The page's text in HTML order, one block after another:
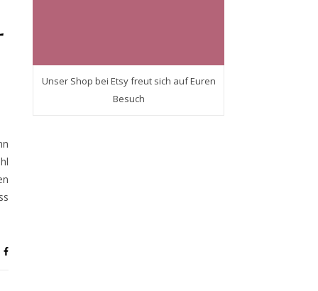
Unser Shop bei Etsy freut sich auf Euren
Besuch